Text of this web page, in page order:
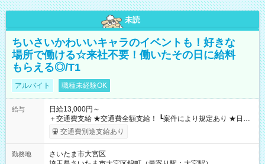
未読
ちいさいかわいいキャラのイベントも！好きな
場所で働ける☆来社不要！働いたその日に給料
もらえる◎/T1
アルバイト 職種未経験OK
給与
日給13,000円～
＋交通費支給 ★交通費全額支給！ ┗案件により規定あり ★日払
いOK！（規定あり） ┗働いたその日に現金GET♪ お仕事後はコ
ンビニATMから 日払い分を引き落とせます！ 【試用期間】試
交通費別途支給あり
勤務地
さいたま市大宮区